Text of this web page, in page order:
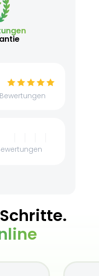
Bewertungen